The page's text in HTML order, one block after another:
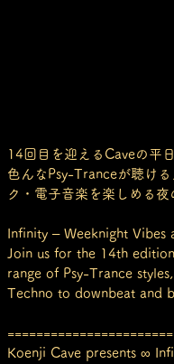
14回目を迎えるCaveの平
色んなPsy-Tranceが聴け
ク・電子音楽を楽しめる夜
Infinity – Weeknight
Join us for the 14th
range of Psy-Trance
Techno to downbeat and
Koenji Cave presents ∞